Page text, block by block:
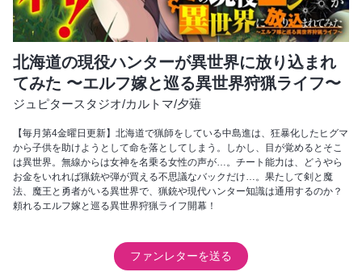
北海道の現役ハンターが異世界に放り込まれ
てみた 〜エルフ嫁と巡る異世界狩猟ライフ〜
ジュピタースタジオ/カルトマ/夕薙
【毎月第4金曜日更新】北海道で猟師をしている中島進は、狂暴化したヒグマ
から子供を助けようとして命を落としてしまう。しかし、目が覚めるとそこ
は異世界。無線からは女神を名乗る女性の声が…。チート能力は、どうやら
お金をいれれば猟銃や弾が買える不思議なバックだけ…。果たして剣と魔
法、魔王と勇者がいる異世界で、猟銃や現代ハンター知識は通用するのか？
頼れるエルフ嫁と巡る異世界狩猟ライフ開幕！
ファンレターを送る